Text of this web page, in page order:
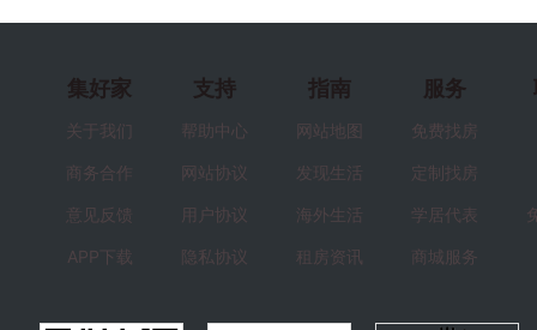
集好家
关于我们
商务合作
意见反馈
APP下载
支持
帮助中心
网站协议
用户协议
隐私协议
指南
网站地图
发现生活
海外生活
租房资讯
服务
免费找房
定制找房
学居代表
商城服务